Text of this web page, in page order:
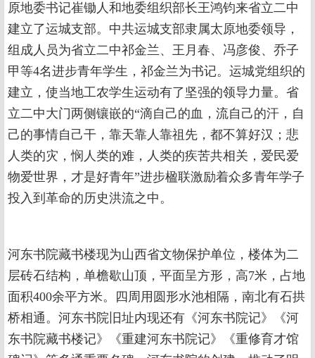
原地委书记崔锄人和地委组织部长王鸿钧来省立二中
建立了运城支部。中共运城支部隶属太原地委领导，
组成人员为省立二中祁金兰、王月春、冯彦俊、乔子
甲等4名进步青年学生，祁金兰为书记。运城党组织的
建立，使当地工农学生运动有了坚强的领导力量。省
立二中大门两侧镶嵌的“滴自己的血，流自己的汗，自
己的事情自己干，靠天靠人靠祖先，都不算好汉；悲
人类的灾，悯人类的难，人类的疾苦共相关，爱民爱
物爱世界，才是好青年”进步楹联激励着众多青年学子
投入到革命的历史洪流之中。
河东书院藏书楼现为山西省文物保护单位，楼体为二
层砖石结构，单檐歇山顶，平面呈方形，高7米，占地
面积400余平方米。四周用圆形水池相隔，南北有石拱
桥相通。河东书院旧址内现还有《河东书院记》《河
东书院藏书楼记》《重建河东书院记》《重修育才馆